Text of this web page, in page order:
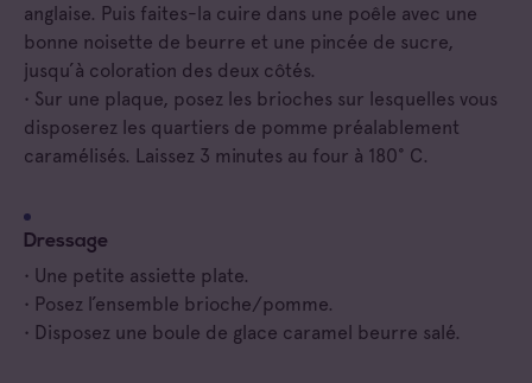
anglaise. Puis faites-la cuire dans une poêle avec une
bonne noisette de beurre et une pincée de sucre,
jusqu’à coloration des deux côtés.
• Sur une plaque, posez les brioches sur lesquelles vous
disposerez les quartiers de pomme préalablement
caramélisés. Laissez 3 minutes au four à 180° C.
Dressage
• Une petite assiette plate.
• Posez l’ensemble brioche/pomme.
• Disposez une boule de glace caramel beurre salé.